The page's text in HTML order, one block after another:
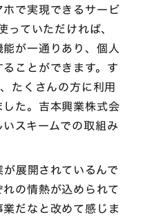
で実現できるサービ
ていただければ、
が一通りあり、個人
ことができます。す
たくさんの方に利用
た。吉本興業株式会
スキームでの取組み
展開されているんで
の情熱が込められて
だなと改めて感じま